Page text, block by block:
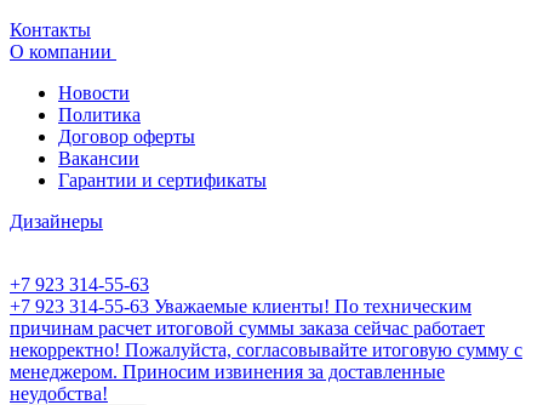
Контакты
О компании
Новости
Политика
Договор оферты
Вакансии
Гарантии и сертификаты
Дизайнеры
+7 923 314-55-63
+7 923 314-55-63 Уважаемые клиенты! По техническим
причинам расчет итоговой суммы заказа сейчас работает
некорректно! Пожалуйста, согласовывайте итоговую сумму с
менеджером. Приносим извинения за доставленные
неудобства!